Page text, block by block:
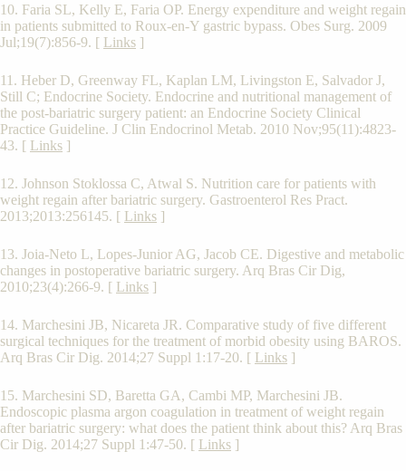
10. Faria SL, Kelly E, Faria OP. Energy expenditure and weight regain
in patients submitted to Roux-en-Y gastric bypass. Obes Surg. 2009
Jul;19(7):856-9. [ Links ]
11. Heber D, Greenway FL, Kaplan LM, Livingston E, Salvador J,
Still C; Endocrine Society. Endocrine and nutritional management of
the post-bariatric surgery patient: an Endocrine Society Clinical
Practice Guideline. J Clin Endocrinol Metab. 2010 Nov;95(11):4823-
43. [ Links ]
12. Johnson Stoklossa C, Atwal S. Nutrition care for patients with
weight regain after bariatric surgery. Gastroenterol Res Pract.
2013;2013:256145. [ Links ]
13. Joia-Neto L, Lopes-Junior AG, Jacob CE. Digestive and metabolic
changes in postoperative bariatric surgery. Arq Bras Cir Dig,
2010;23(4):266-9. [ Links ]
14. Marchesini JB, Nicareta JR. Comparative study of five different
surgical techniques for the treatment of morbid obesity using BAROS.
Arq Bras Cir Dig. 2014;27 Suppl 1:17-20. [ Links ]
15. Marchesini SD, Baretta GA, Cambi MP, Marchesini JB.
Endoscopic plasma argon coagulation in treatment of weight regain
after bariatric surgery: what does the patient think about this? Arq Bras
Cir Dig. 2014;27 Suppl 1:47-50. [ Links ]